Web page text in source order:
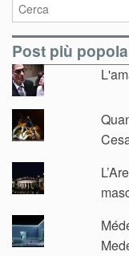
Post più